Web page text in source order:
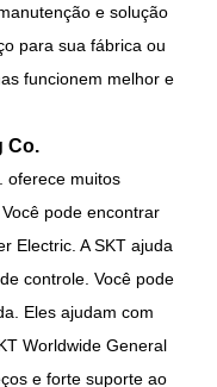
e solução
para sua fábrica ou
funcionem melhor e
Co.
oferece muitos
pode encontrar
Electric. A SKT ajuda
controle. Você pode
Eles ajudam com
Worldwide General
e forte suporte ao